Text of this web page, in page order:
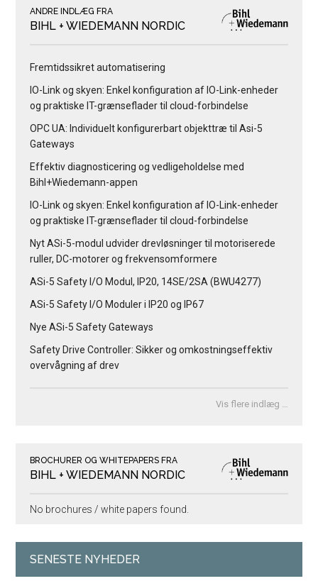
ANDRE INDLÆG FRA
BIHL + WIEDEMANN NORDIC
Fremtidssikret automatisering
IO-Link og skyen: Enkel konfiguration af IO-Link-enheder
og praktiske IT-grænseflader til cloud-forbindelse
OPC UA: Individuelt konfigurerbart objekttræ til Asi-5
Gateways
Effektiv diagnosticering og vedligeholdelse med
Bihl+Wiedemann-appen
IO-Link og skyen: Enkel konfiguration af IO-Link-enheder
og praktiske IT-grænseflader til cloud-forbindelse
Nyt ASi-5-modul udvider drevløsninger til motoriserede
ruller, DC-motorer og frekvensomformere
ASi-5 Safety I/O Modul, IP20, 14SE/2SA (BWU4277)
ASi-5 Safety I/O Moduler i IP20 og IP67
Nye ASi-5 Safety Gateways
Safety Drive Controller: Sikker og omkostningseffektiv
overvågning af drev
Vis flere indlæg …
BROCHURER OG WHITEPAPERS FRA
BIHL + WIEDEMANN NORDIC
No brochures / white papers found.
SENESTE NYHEDER